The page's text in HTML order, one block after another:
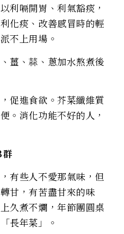
利嗝開胃、利氣豁痰，
化痰、改善感冒時的輕
不上用場。
薑、蒜、蔥加水熬煮後
促進食欲。芥菜纖維質
。消化功能不好的人，
群
有些人不愛那氣味，但
甘，有苦盡甘來的味
久煮不爛，年節團圓桌
長年菜」。